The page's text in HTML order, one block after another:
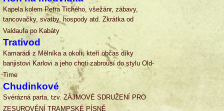
Kapela kolem Petra Tichého, všežánr, zábavy,
tancovačky, svatby, hospody atd. Zkrátka od
Valdaufa po Kabáty
Trativod
Kamarádi z Mělníka a okolí, kteří občas díky
banjistovi Karlovi a jeho choti zabrousí do stylu Old-
Time
Chudinkové
Svérázná parta, tzv. ZÁJMOVÉ SDRUŽENÍ PRO
ZESUROVĚNÍ TRAMPSKÉ PÍSNĚ